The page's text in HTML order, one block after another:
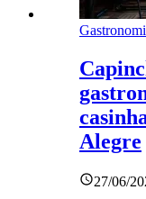
Alegre
27/06/